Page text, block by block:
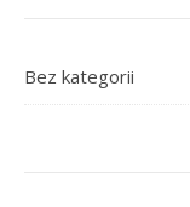
Bez kategorii